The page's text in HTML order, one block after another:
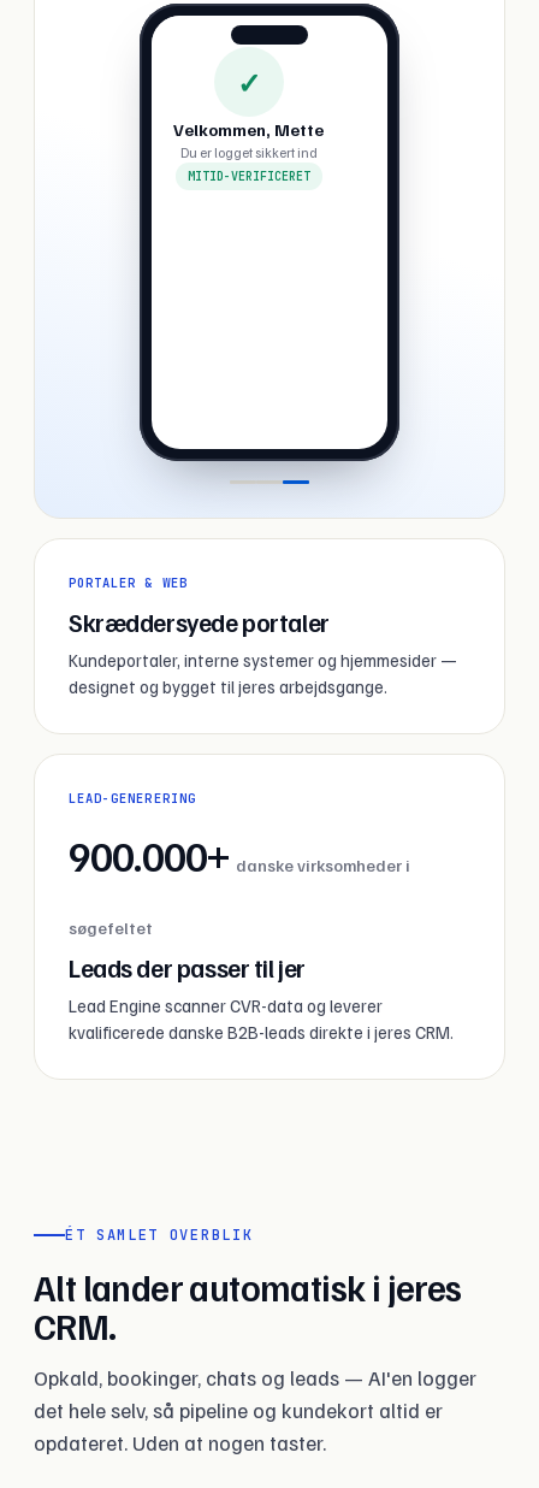
✓
Velkommen, Mette
Du er logget sikkert ind
MITID-VERIFICERET
PORTALER & WEB
Skræddersyede portaler
Kundeportaler, interne systemer og hjemmesider —
designet og bygget til jeres arbejdsgange.
LEAD-GENERERING
900.000+ danske virksomheder i
søgefeltet
Leads der passer til jer
Lead Engine scanner CVR-data og leverer
kvalificerede danske B2B-leads direkte i jeres CRM.
ÉT SAMLET OVERBLIK
Alt lander automatisk i jeres
CRM.
Opkald, bookinger, chats og leads — AI'en logger
det hele selv, så pipeline og kundekort altid er
opdateret. Uden at nogen taster.